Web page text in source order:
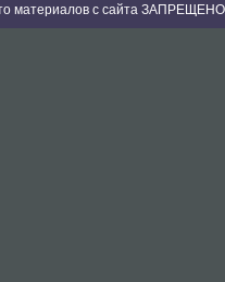
материалов с сайта